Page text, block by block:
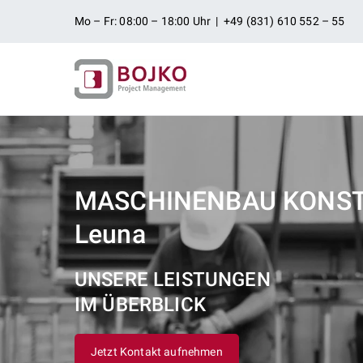
Mo – Fr: 08:00 – 18:00 Uhr | +49 (831) 610 552 – 55
MASCHINENBAU
Leuna
UNSERE LEISTUNGEN
IM ÜBERBLICK
Jetzt Kontakt aufnehmen